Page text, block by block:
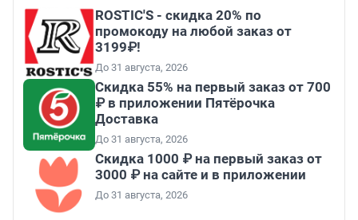
ROSTIC'S - скидка 20% по
промокоду на любой заказ от
3199₽!
До 31 августа, 2026
Скидка 55% на первый заказ от 700
₽ в приложении Пятёрочка
Доставка
До 31 августа, 2026
Скидка 1000 ₽ на первый заказ от
3000 ₽ на сайте и в приложении
До 31 августа, 2026